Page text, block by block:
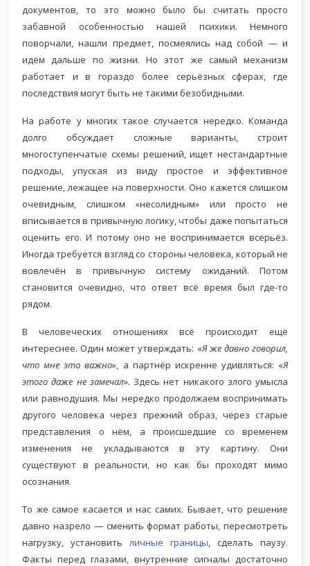
документов, то это можно было бы считать просто
забавной особенностью нашей психики. Немного
поворчали, нашли предмет, посмеялись над собой — и
идём дальше по жизни. Но этот же самый механизм
работает и в гораздо более серьёзных сферах, где
последствия могут быть не такими безобидными.
На работе у многих такое случается нередко. Команда
долго обсуждает сложные варианты, строит
многоступенчатые схемы решений, ищет нестандартные
подходы, упуская из виду простое и эффективное
решение, лежащее на поверхности. Оно кажется слишком
очевидным, слишком «несолидным» или просто не
вписывается в привычную логику, чтобы даже попытаться
оценить его. И потому оно не воспринимается всерьёз.
Иногда требуется взгляд со стороны человека, который не
вовлечён в привычную систему ожиданий. Потом
становится очевидно, что ответ всё время был где-то
рядом.
В человеческих отношениях всё происходит ещё
интереснее. Один может утверждать: «Я же давно говорил,
что мне это важно», а партнёр искренне удивляться: «Я
этого даже не замечал». Здесь нет никакого злого умысла
или равнодушия. Мы нередко продолжаем воспринимать
другого человека через прежний образ, через старые
представления о нём, а происшедшие со временем
изменения не укладываются в эту картину. Они
существуют в реальности, но как бы проходят мимо
осознания.
То же самое касается и нас самих. Бывает, что решение
давно назрело — сменить формат работы, пересмотреть
нагрузку, установитьличные границы, сделать паузу.
Факты перед глазами, внутренние сигналы достаточно